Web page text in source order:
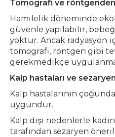
Tomografi ve
Hamilelik döneminde
güvenle yapılabilir,
yoktur. Ancak radyasyon
tomografi, röntgen gibi
gerekmedikçe
Kalp hastaları ve sezaryen
Kalp hastalarının
uygundur.
Kalp dışı nedenlerle
tarafından sezaryen